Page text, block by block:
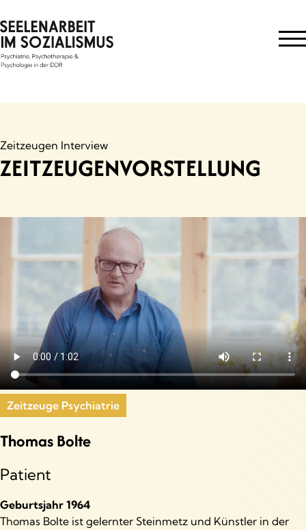
to
content
Zeitzeugen Interview
ZEITZEUGENVORSTELLUNG
Zeitzeuge Psychiatrie
Thomas Bolte
Patient
Geburtsjahr 1964
Thomas Bolte ist gelernter Steinmetz und Künstler in der